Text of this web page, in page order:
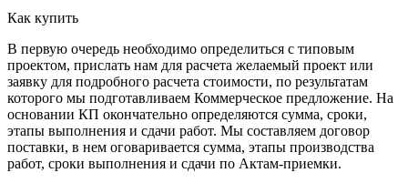
Как купить
В первую очередь необходимо определиться с типовым
проектом, прислать нам для расчета желаемый проект или
заявку для подробного расчета стоимости, по результатам
которого мы подготавливаем Коммерческое предложение. На
основании КП окончательно определяются сумма, сроки,
этапы выполнения и сдачи работ. Мы составляем договор
поставки, в нем оговаривается сумма, этапы производства
работ, сроки выполнения и сдачи по Актам-приемки.